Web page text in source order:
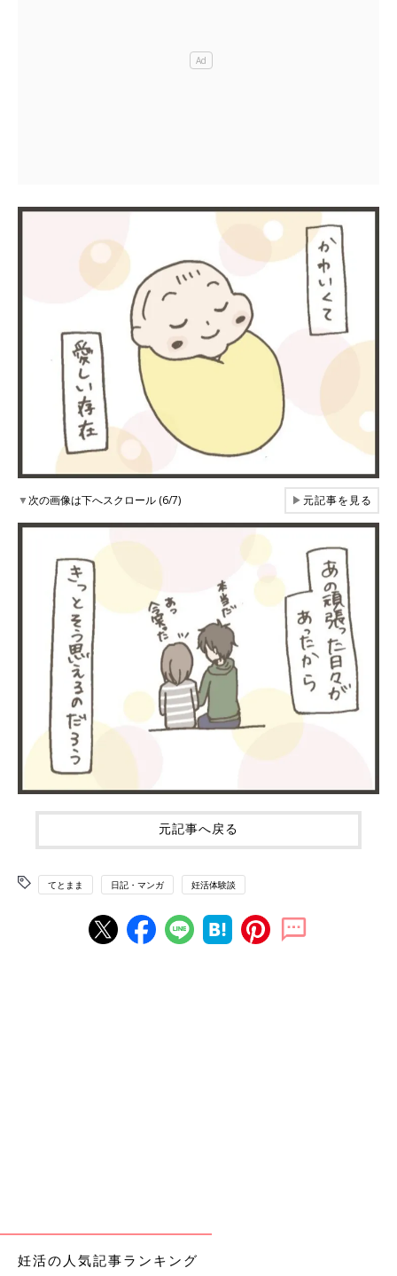
▼次の画像は下へスクロール (6/7) ▶元記事を見る
元記事へ戻る
てとまま 日記・マンガ 妊活体験談
妊活の人気記事ランキング